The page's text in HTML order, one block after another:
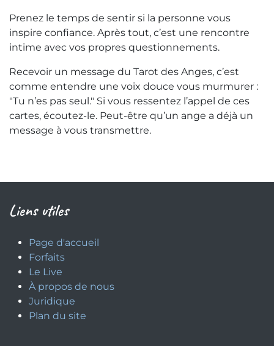
Prenez le temps de sentir si la personne vous
inspire confiance. Après tout, c’est une rencontre
intime avec vos propres questionnements.
Recevoir un message du Tarot des Anges, c’est
comme entendre une voix douce vous murmurer :
"Tu n’es pas seul." Si vous ressentez l’appel de ces
cartes, écoutez-le. Peut-être qu’un ange a déjà un
message à vous transmettre.
Liens utiles
Page d'accueil
Forfaits
Le Live
À propos de nous
Juridique
Plan du site